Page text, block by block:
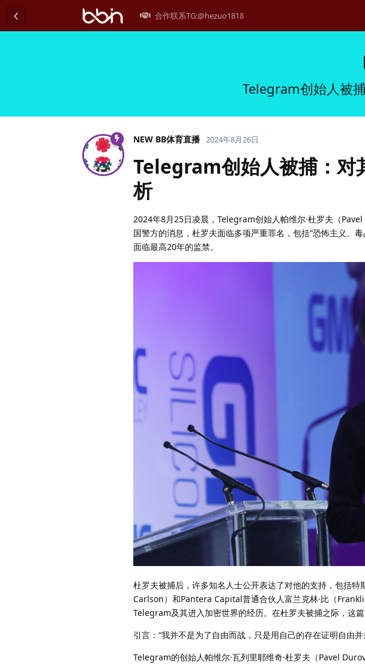
合作联系TG:@hezuo1818
Telegram创始人被
NEW BB体育直播 2024年8月26日
Telegram创始人被捕：对
析
2024年8月25日凌晨，Telegram创始人帕维尔·杜罗夫（
国警方的消息，杜罗夫面临多项严重罪名，包括“恐怖主义、
面临最高20年的监禁。
杜罗夫被捕后，许多知名人士公开表达了对他的支持，包括特
Carlson）和Pantera Capital普通合伙人富兰克林·比（
Telegram及其进入加密世界的经历。在杜罗夫被捕之际，这篇
引言：“我并不是为了自由而战，只是用自己的存在证明自由
Telegram的创始人帕维尔·瓦列里耶维奇·杜罗夫（Pavel